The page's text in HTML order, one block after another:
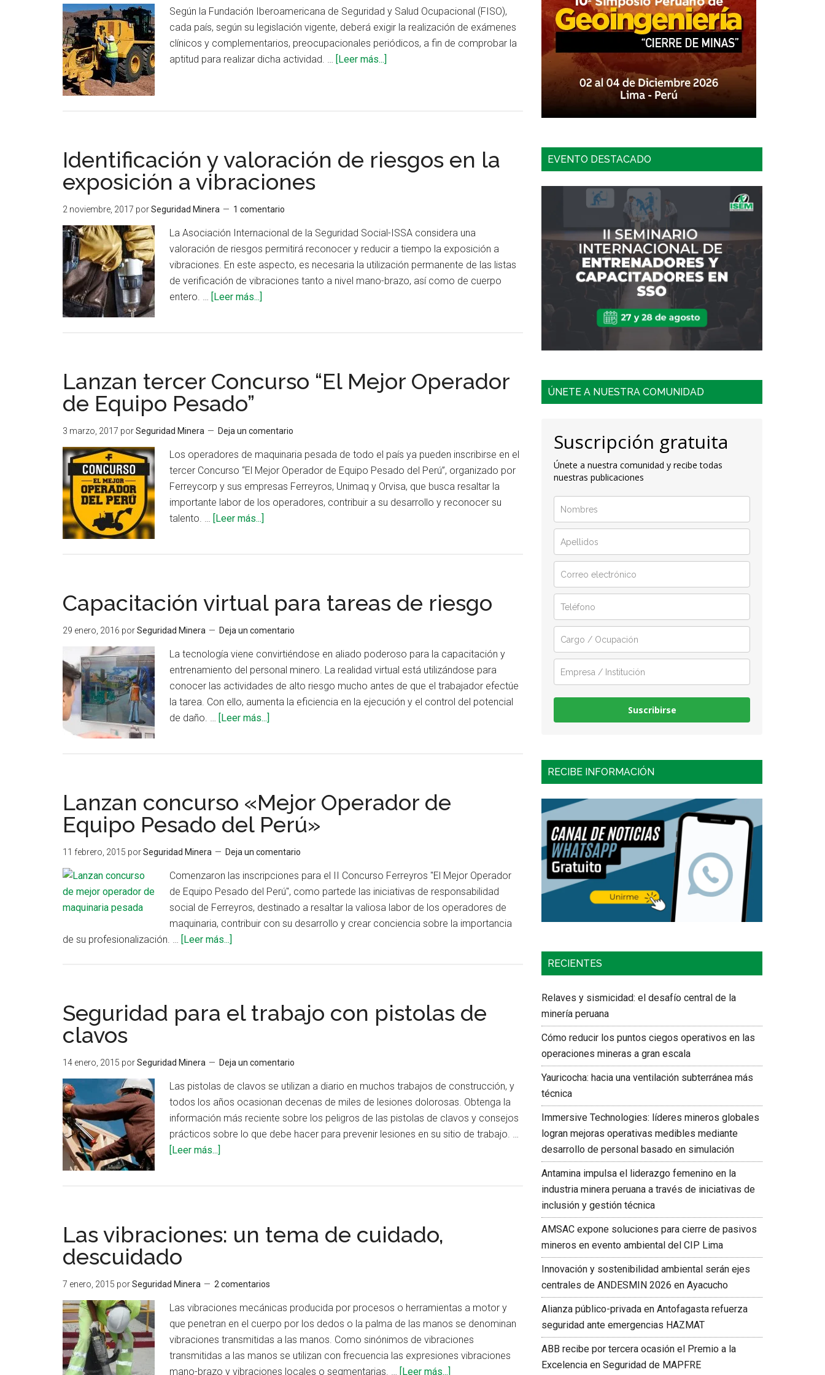
transporte
Según la Fundación Iberoamericana de Seguridad y Salud Ocupacional (FISO),
cada país, según su legislación vigente, deberá exigir la realización de exámenes
clínicos y complementarios, preocupacionales periódicos, a fin de comprobar la
aptitud para realizar dicha actividad. … [Leer más...]
operadores
de
Identificación y valoración de riesgos en la
exposición a vibraciones
2 noviembre, 2017 porSeguridad Minera 1 comentario
La Asociación Internacional de la Seguridad Social-ISSA considera una
valoración de riesgos permitirá reconocer y reducir a tiempo la exposición a
vibraciones. En este aspecto, es necesaria la utilización permanente de las listas
de verificación de vibraciones tanto a nivel mano-brazo, así como de cuerpo
entero. … [Leer más...]
de
riesgos
a
vibraciones
Lanzan tercer Concurso “El Mejor Operador
de Equipo Pesado”
3 marzo, 2017 porSeguridad Minera Deja un comentario
Los operadores de maquinaria pesada de todo el país ya pueden inscribirse en el
tercer Concurso “El Mejor Operador de Equipo Pesado del Perú”, organizado por
Ferreycorp y sus empresas Ferreyros, Unimaq y Orvisa, que busca resaltar la
importante labor de los operadores, contribuir a su desarrollo y reconocer su
talento. … [Leer más...]
“El
Mejor
Operador
Equipo
Pesado”
Capacitación virtual para tareas de riesgo
29 enero, 2016 porSeguridad Minera Deja un comentario
La tecnología viene convirtiéndose en aliado poderoso para la capacitación y
entrenamiento del personal minero. La realidad virtual está utilizándose para
conocer las actividades de alto riesgo mucho antes de que el trabajador efectúe
la tarea. Con ello, aumenta la eficiencia en la ejecución y el control del potencial
de daño. … [Leer más...]
tareas
de
riesgo
Lanzan concurso «Mejor Operador de
Equipo Pesado del Perú»
11 febrero, 2015 porSeguridad Minera Deja un comentario
Comenzaron las inscripciones para el II Concurso Ferreyros "El Mejor Operador
de Equipo Pesado del Perú", como partede las iniciativas de responsabilidad
social de Ferreyros, destinado a resaltar la valiosa labor de los operadores de
maquinaria, contribuir con su desarrollo y crear conciencia sobre la importancia
de su profesionalización. … [Leer más...]
«Mejor
Operador
Pesado
del
Perú»
Seguridad para el trabajo con pistolas de
clavos
14 enero, 2015 porSeguridad Minera Deja un comentario
Las pistolas de clavos se utilizan a diario en muchos trabajos de construcción, y
todos los años ocasionan decenas de miles de lesiones dolorosas. Obtenga la
información más reciente sobre los peligros de las pistolas de clavos y consejos
prácticos sobre lo que debe hacer para prevenir lesiones en su sitio de trabajo. …
[Leer más...]
trabajo
con
Las vibraciones: un tema de cuidado,
descuidado
7 enero, 2015 porSeguridad Minera 2 comentarios
Las vibraciones mecánicas producida por procesos o herramientas a motor y
que penetran en el cuerpo por los dedos o la palma de las manos se denominan
vibraciones transmitidas a las manos. Como sinónimos de vibraciones
transmitidas a las manos se utilizan con frecuencia las expresiones vibraciones
mano-brazo y vibraciones locales o segmentarias. … [Leer más...]
EVENTO DESTACADO
ÚNETE A NUESTRA COMUNIDAD
Suscripción gratuita
Únete a nuestra comunidad y recibe todas
nuestras publicaciones
Suscribirse
RECIBE INFORMACIÓN
RECIENTES
Relaves y sismicidad: el desafío central de la
minería peruana
Cómo reducir los puntos ciegos operativos en las
operaciones mineras a gran escala
Yauricocha: hacia una ventilación subterránea más
técnica
Immersive Technologies: líderes mineros globales
logran mejoras operativas medibles mediante
desarrollo de personal basado en simulación
Antamina impulsa el liderazgo femenino en la
industria minera peruana a través de iniciativas de
inclusión y gestión técnica
AMSAC expone soluciones para cierre de pasivos
mineros en evento ambiental del CIP Lima
Innovación y sostenibilidad ambiental serán ejes
centrales de ANDESMIN 2026 en Ayacucho
Alianza público-privada en Antofagasta refuerza
seguridad ante emergencias HAZMAT
ABB recibe por tercera ocasión el Premio a la
Excelencia en Seguridad de MAPFRE